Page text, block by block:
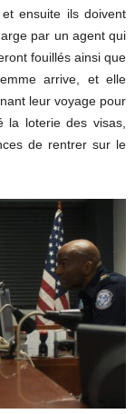
ensuite ils doivent
par un agent qui
fouillés ainsi que
arrive, et elle
leur voyage pour
la loterie des visas,
de rentrer sur le